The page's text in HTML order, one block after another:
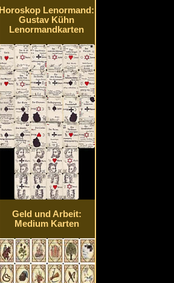
Horoskop Lenormand:
Gustav Kühn
Lenormandkarten
Geld und Arbeit:
Medium Karten